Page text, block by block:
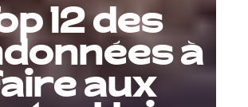
12 des
à
aux